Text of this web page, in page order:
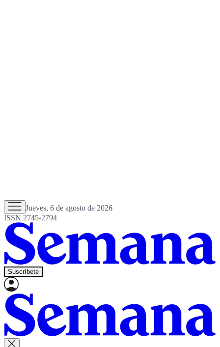
Jueves, 6 de agosto de 2026
ISSN 2745-2794
Suscríbete